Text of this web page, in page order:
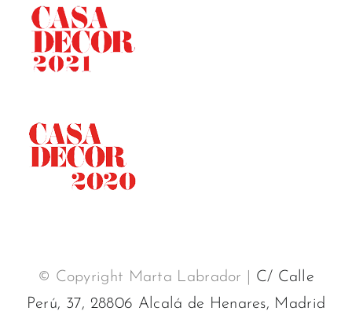
© Copyright Marta Labrador | C/ Calle
Perú, 37, 28806 Alcalá de Henares, Madrid